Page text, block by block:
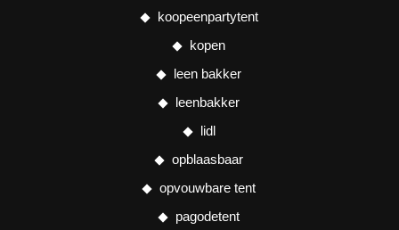
koopeenpartytent
kopen
leen bakker
leenbakker
lidl
opblaasbaar
opvouwbare tent
pagodetent